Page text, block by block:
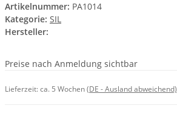
Artikelnummer: PA1014
Kategorie: SIL
Hersteller:
Preise nach Anmeldung sichtbar
Lieferzeit:ca. 5 Wochen(DE - Ausland abweichend)